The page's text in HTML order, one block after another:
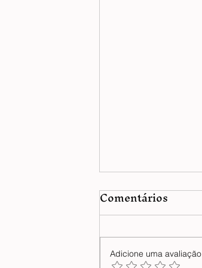
Comentários
Adicione uma avaliação